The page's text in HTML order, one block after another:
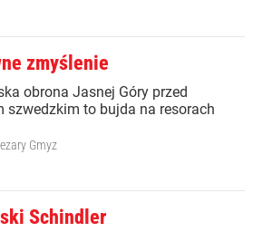
zmyślenie
obrona Jasnej Góry przed
szwedzkim to bujda na resorach
Gmyz
Schindler